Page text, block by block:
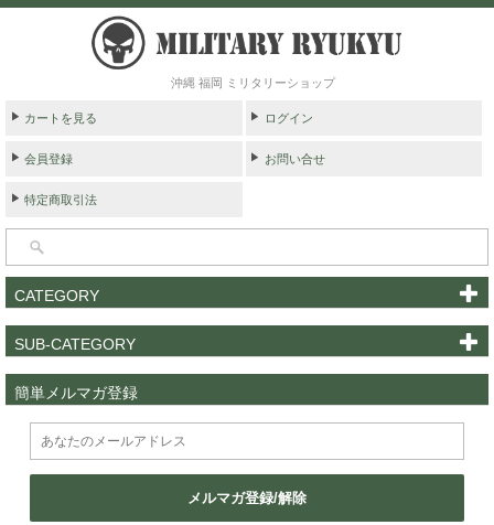
沖縄 福岡 ミリタリーショップ
カートを見る ログイン
会員登録 お問い合せ
特定商取引法
CATEGORY
SUB-CATEGORY
簡単メルマガ登録
メルマガ登録/解除